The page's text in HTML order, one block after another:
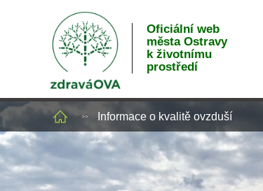
Oficiální web
města Ostravy
k životnímu
prostředí
Informace o kvalitě ovzduší